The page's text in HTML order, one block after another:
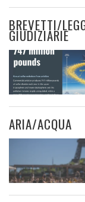
BREVETTI/
GIUDIZIARIE
ARIA/ACQUA